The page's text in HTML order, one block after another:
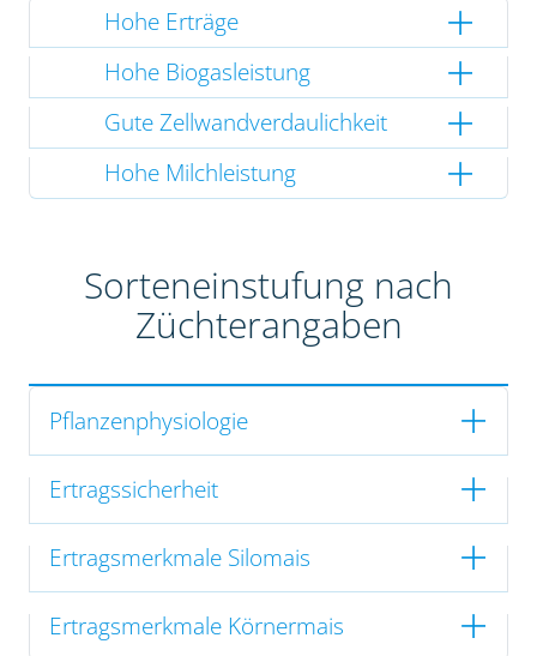
Hohe Erträge
Hohe Biogasleistung
Gute Zellwandverdaulichkeit
Hohe Milchleistung
Sorteneinstufung nach
Züchterangaben
Pflanzenphysiologie
Ertragssicherheit
Ertragsmerkmale Silomais
Ertragsmerkmale Körnermais